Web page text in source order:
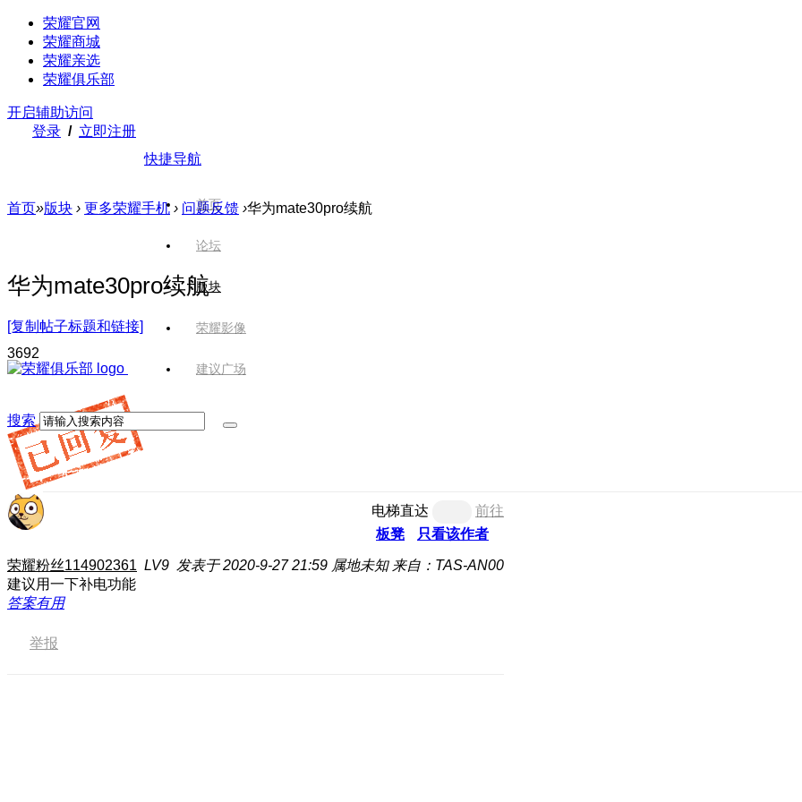
荣耀官网
荣耀商城
荣耀亲选
荣耀俱乐部
开启辅助访问
登录 / 立即注册
快捷导航
首页
论坛
版块
荣耀影像
建议广场
搜索
首页»版块 › 更多荣耀手机 › 问题反馈 ›华为mate30pro续航
华为mate30pro续航
[复制帖子标题和链接]
3692
电梯直达
前往
板凳
只看该作者
荣耀粉丝114902361 LV9 发表于 2020-9-27 21:59 属地未知 来自：TAS-AN00
建议用一下补电功能
答案有用
举报